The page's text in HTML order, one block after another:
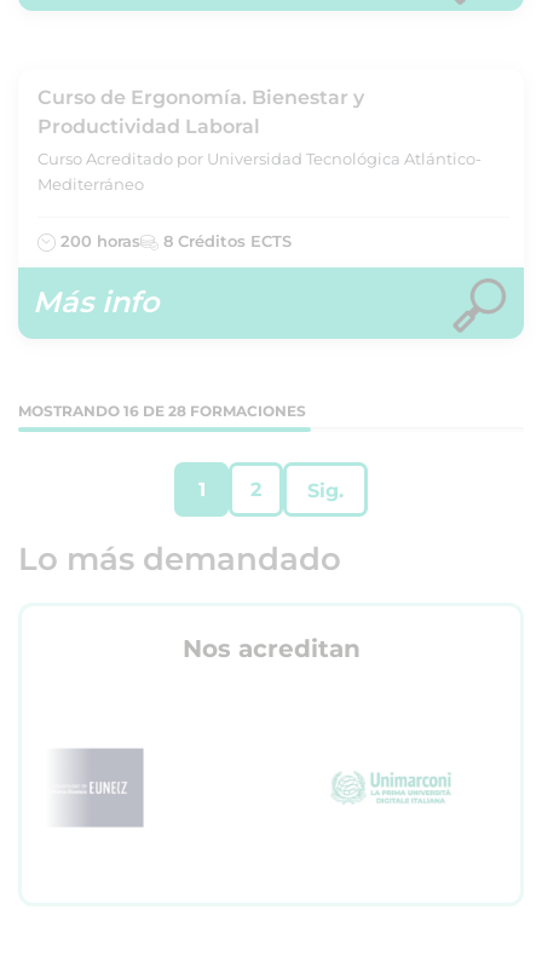
Curso de Ergonomía. Bienestar y
Productividad Laboral
Curso Acreditado por Universidad Tecnológica Atlántico-
Mediterráneo
200 horas 8 Créditos ECTS
Más info
MOSTRANDO 16 DE 28 FORMACIONES
1 2 Sig.
Lo más demandado
Nos acreditan